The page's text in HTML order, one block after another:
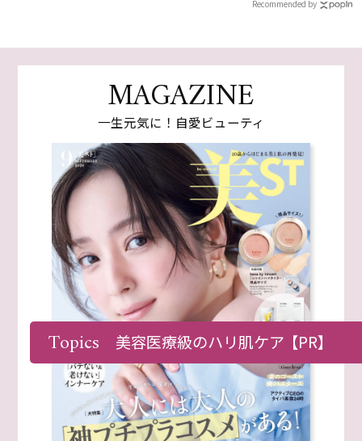
Recommended by
MAGAZINE
一生元気に！自愛ビューティ
Topics 美容医療級のハリ肌ケア【PR】